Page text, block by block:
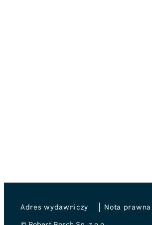
Adres wydawniczy Nota prawna